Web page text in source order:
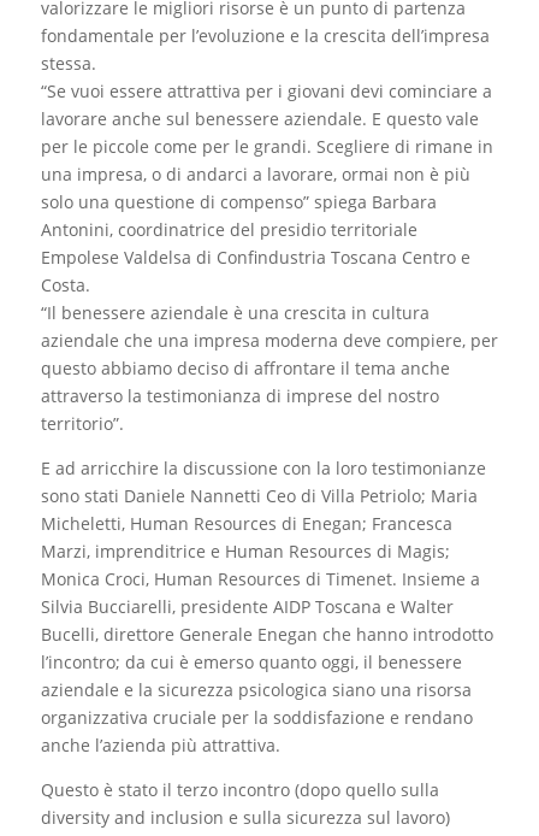
valorizzare le migliori risorse è un punto di partenza
fondamentale per l’evoluzione e la crescita dell’impresa
stessa.
“Se vuoi essere attrattiva per i giovani devi cominciare a
lavorare anche sul benessere aziendale. E questo vale
per le piccole come per le grandi. Scegliere di rimane in
una impresa, o di andarci a lavorare, ormai non è più
solo una questione di compenso” spiega Barbara
Antonini, coordinatrice del presidio territoriale
Empolese Valdelsa di Confindustria Toscana Centro e
Costa.
“Il benessere aziendale è una crescita in cultura
aziendale che una impresa moderna deve compiere, per
questo abbiamo deciso di affrontare il tema anche
attraverso la testimonianza di imprese del nostro
territorio”.
E ad arricchire la discussione con la loro testimonianze
sono stati Daniele Nannetti Ceo di Villa Petriolo; Maria
Micheletti, Human Resources di Enegan; Francesca
Marzi, imprenditrice e Human Resources di Magis;
Monica Croci, Human Resources di Timenet. Insieme a
Silvia Bucciarelli, presidente AIDP Toscana e Walter
Bucelli, direttore Generale Enegan che hanno introdotto
l’incontro; da cui è emerso quanto oggi, il benessere
aziendale e la sicurezza psicologica siano una risorsa
organizzativa cruciale per la soddisfazione e rendano
anche l’azienda più attrattiva.
Questo è stato il terzo incontro (dopo quello sulla
diversity and inclusion e sulla sicurezza sul lavoro)